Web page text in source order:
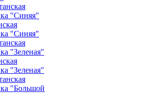
"Синяя"
"Зеленая"